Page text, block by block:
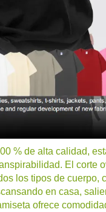
% de alta calidad,
El corte
los tipos de
en casa,
ofrece